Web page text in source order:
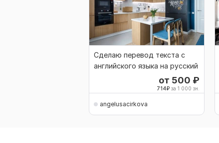
Сделаю перевод текста с
английского языка на русский
от 500 ₽
714₽ за 1 000 зн.
angelusacirkova